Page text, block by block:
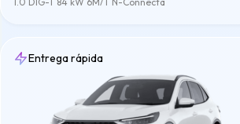
Entrega rápida